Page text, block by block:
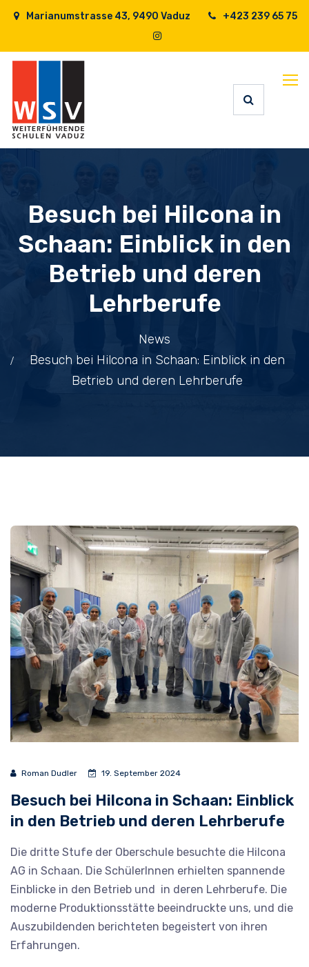
Marianumstrasse 43, 9490 Vaduz +423 239 65 75
Besuch bei Hilcona in
Schaan: Einblick in den
Betrieb und deren
Lehrberufe
News
Besuch bei Hilcona in Schaan: Einblick in den
Betrieb und deren Lehrberufe
Roman Dudler 19. September 2024
Besuch bei Hilcona in Schaan: Einblick
in den Betrieb und deren Lehrberufe
Die dritte Stufe der Oberschule besuchte die Hilcona
AG in Schaan. Die SchülerInnen erhielten spannende
Einblicke in den Betrieb und in deren Lehrberufe. Die
moderne Produktionsstätte beeindruckte uns, und die
Auszubildenden berichteten begeistert von ihren
Erfahrungen.